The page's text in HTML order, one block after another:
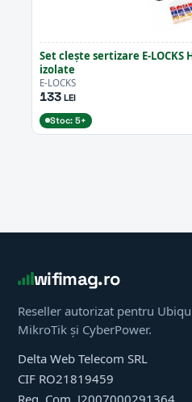
Set clește sertizare E-LOCKS
izolate
E-LOCKS
133LEI
Stoc: 5+
wifimag.ro
Reseller autorizat pentru
MikroTik și CyberPower.
Delta Web Telecom SRL
CIF RO21819459